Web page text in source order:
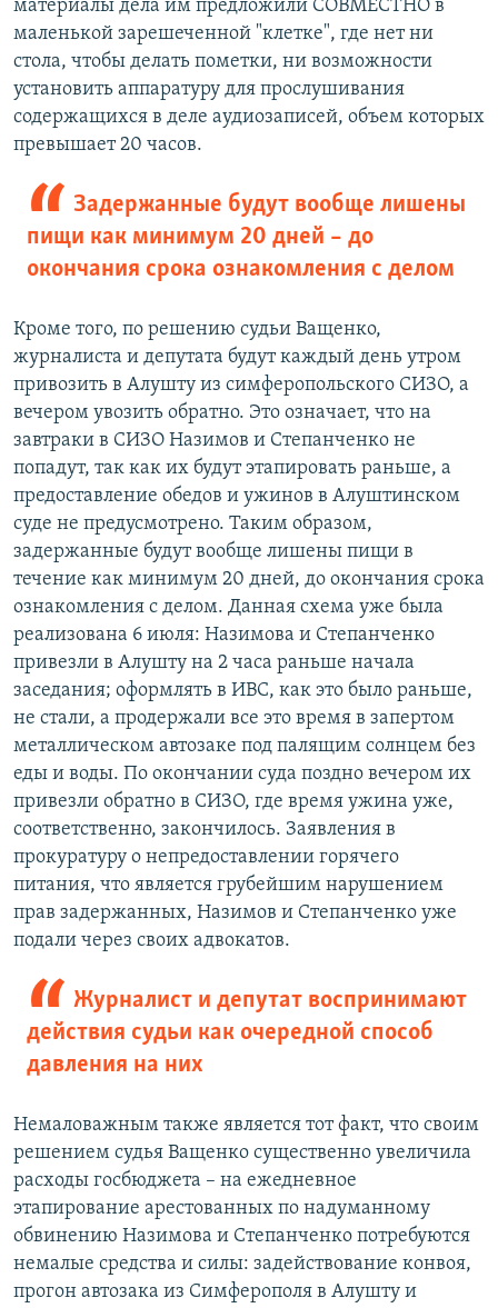
материалы дела им предложили СОВМЕСТНО в
маленькой зарешеченной "клетке", где нет ни
стола, чтобы делать пометки, ни возможности
установить аппаратуру для прослушивания
содержащихся в деле аудиозаписей, объем которых
превышает 20 часов.
Задержанные будут вообще лишены
пищи как минимум 20 дней – до
окончания срока ознакомления с делом
Кроме того, по решению судьи Ващенко,
журналиста и депутата будут каждый день утром
привозить в Алушту из симферопольского СИЗО, а
вечером увозить обратно. Это означает, что на
завтраки в СИЗО Назимов и Степанченко не
попадут, так как их будут этапировать раньше, а
предоставление обедов и ужинов в Алуштинском
суде не предусмотрено. Таким образом,
задержанные будут вообще лишены пищи в
течение как минимум 20 дней, до окончания срока
ознакомления с делом. Данная схема уже была
реализована 6 июля: Назимова и Степанченко
привезли в Алушту на 2 часа раньше начала
заседания; оформлять в ИВС, как это было раньше,
не стали, а продержали все это время в запертом
металлическом автозаке под палящим солнцем без
еды и воды. По окончании суда поздно вечером их
привезли обратно в СИЗО, где время ужина уже,
соответственно, закончилось. Заявления в
прокуратуру о непредоставлении горячего
питания, что является грубейшим нарушением
прав задержанных, Назимов и Степанченко уже
подали через своих адвокатов.
Журналист и депутат воспринимают
действия судьи как очередной способ
давления на них
Немаловажным также является тот факт, что своим
решением судья Ващенко существенно увеличила
расходы госбюджета – на ежедневное
этапирование арестованных по надуманному
обвинению Назимова и Степанченко потребуются
немалые средства и силы: задействование конвоя,
прогон автозака из Симферополя в Алушту и